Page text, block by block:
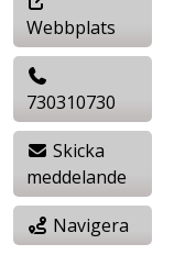
Webbplats
730310730
Skicka
meddelande
Navigera